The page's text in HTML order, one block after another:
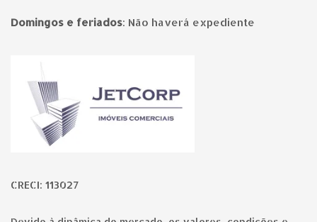
Domingos e feriados: Não haverá expediente
CRECI: 113027